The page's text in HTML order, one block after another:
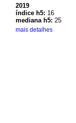
2019
índice h5: 16
mediana h5: 25
mais detalhes